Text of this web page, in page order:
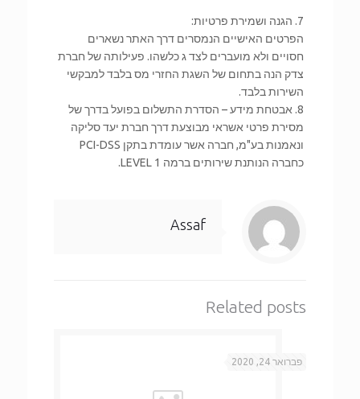
7. הגנה ושמירת פרטיות:
הפרטים האישיים הנמסרים דרך האתר נשארים
חסויים ולא מועברים לצד ג כלשהו. פעילותה של חברת
צדק הנה בתחום של השגת החזרי מס בלבד למבקשי
השירות בלבד.
8. אבטחת מידע – הסדרת התשלום בפועל בדרך של
מסירת פרטי אשראי מבוצעת דרך חברת יעד סליקה
ונאמנות בע"מ, חברה אשר עומדת בתקן PCI-DSS
כחברה הנותנת שירותים ברמה LEVEL 1.
Assaf
Related posts
פברואר 24, 2020